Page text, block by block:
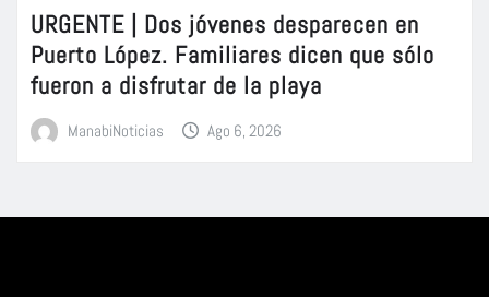
URGENTE | Dos jóvenes desparecen en
Puerto López. Familiares dicen que sólo
fueron a disfrutar de la playa
ManabiNoticias Ago 6, 2026